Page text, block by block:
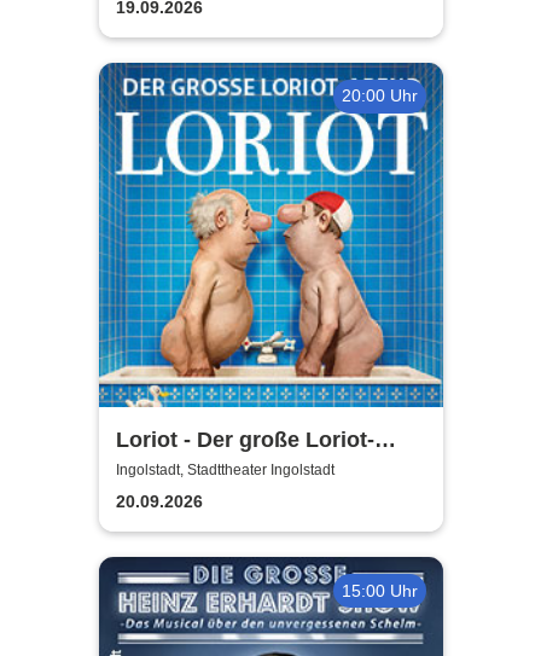
19.09.2026
20:00 Uhr
Loriot - Der große Loriot-
Abend
Ingolstadt, Stadttheater Ingolstadt
20.09.2026
15:00 Uhr